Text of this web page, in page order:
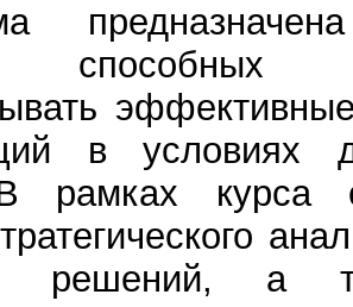
способных
в условиях
рамках курса
решений, а